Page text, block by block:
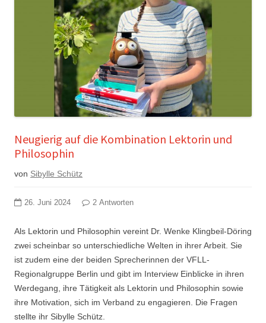
Neugierig auf die Kombination Lektorin und
Philosophin
von Sibylle Schütz
26. Juni 2024 2 Antworten
Als Lektorin und Philosophin vereint Dr. Wenke Klingbeil-Döring
zwei scheinbar so unterschiedliche Welten in ihrer Arbeit. Sie
ist zudem eine der beiden Sprecherinnen der VFLL-
Regionalgruppe Berlin und gibt im Interview Einblicke in ihren
Werdegang, ihre Tätigkeit als Lektorin und Philosophin sowie
ihre Motivation, sich im Verband zu engagieren. Die Fragen
stellte ihr Sibylle Schütz.